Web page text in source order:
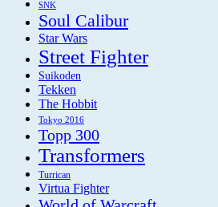
SNK
Soul Calibur
Star Wars
Street Fighter
Suikoden
Tekken
The Hobbit
Tokyo 2016
Topp 300
Transformers
Turrican
Virtua Fighter